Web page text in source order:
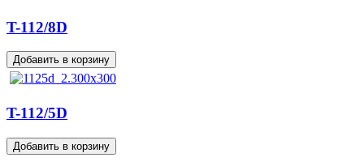
T-112/8D
T-112/5D